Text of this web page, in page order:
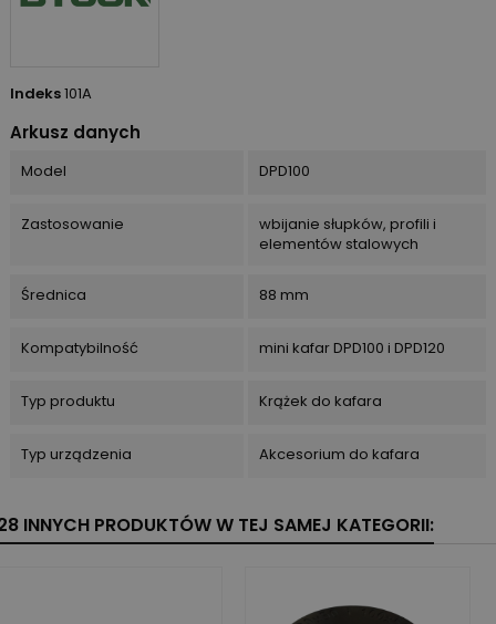
Indeks101A
Arkusz danych
Model DPD100
Zastosowanie
wbijanie słupków, profili i
elementów stalowych
Średnica 88 mm
Kompatybilność mini kafar DPD100 i DPD120
Typ produktu Krążek do kafara
Typ urządzenia Akcesorium do kafara
INNYCH PRODUKTÓW W TEJ SAMEJ KATEGORII: